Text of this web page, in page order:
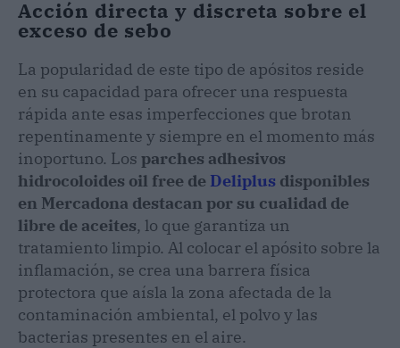
Acción directa y discreta sobre el
exceso de sebo
La popularidad de este tipo de apósitos reside
en su capacidad para ofrecer una respuesta
rápida ante esas imperfecciones que brotan
repentinamente y siempre en el momento más
inoportuno. Los parches adhesivos
hidrocoloides oil free de Deliplus disponibles
en Mercadona destacan por su cualidad de
libre de aceites, lo que garantiza un
tratamiento limpio. Al colocar el apósito sobre la
inflamación, se crea una barrera física
protectora que aísla la zona afectada de la
contaminación ambiental, el polvo y las
bacterias presentes en el aire.